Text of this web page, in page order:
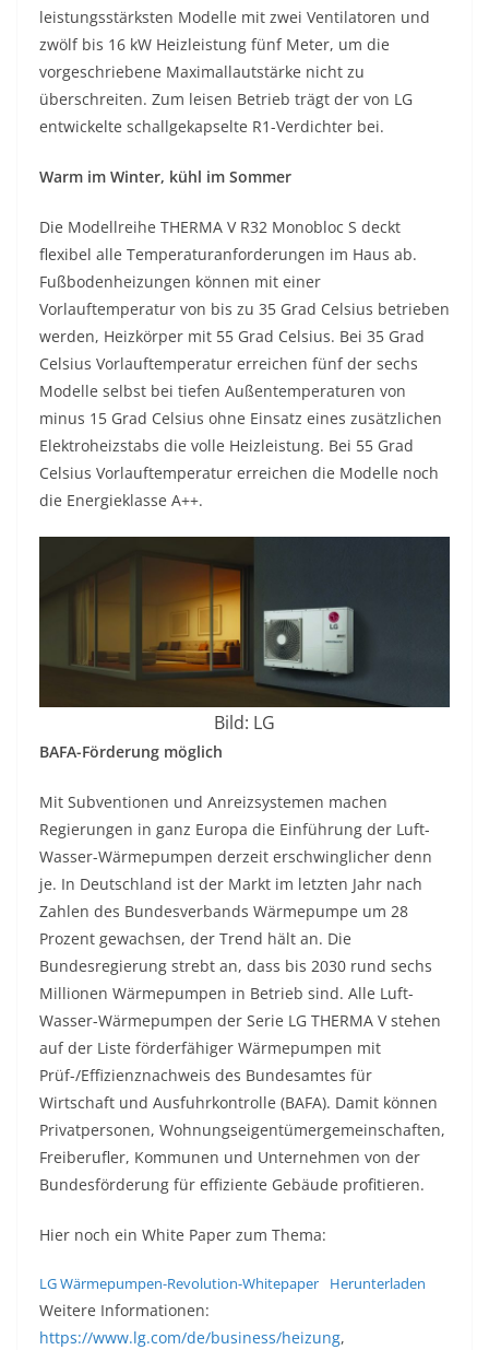
leistungsstärksten Modelle mit zwei Ventilatoren und
zwölf bis 16 kW Heizleistung fünf Meter, um die
vorgeschriebene Maximallautstärke nicht zu
überschreiten. Zum leisen Betrieb trägt der von LG
entwickelte schallgekapselte R1-Verdichter bei.
Warm im Winter, kühl im Sommer
Die Modellreihe THERMA V R32 Monobloc S deckt
flexibel alle Temperaturanforderungen im Haus ab.
Fußbodenheizungen können mit einer
Vorlauftemperatur von bis zu 35 Grad Celsius betrieben
werden, Heizkörper mit 55 Grad Celsius. Bei 35 Grad
Celsius Vorlauftemperatur erreichen fünf der sechs
Modelle selbst bei tiefen Außentemperaturen von
minus 15 Grad Celsius ohne Einsatz eines zusätzlichen
Elektroheizstabs die volle Heizleistung. Bei 55 Grad
Celsius Vorlauftemperatur erreichen die Modelle noch
die Energieklasse A++.
Bild: LG
BAFA-Förderung möglich
Mit Subventionen und Anreizsystemen machen
Regierungen in ganz Europa die Einführung der Luft-
Wasser-Wärmepumpen derzeit erschwinglicher denn
je. In Deutschland ist der Markt im letzten Jahr nach
Zahlen des Bundesverbands Wärmepumpe um 28
Prozent gewachsen, der Trend hält an. Die
Bundesregierung strebt an, dass bis 2030 rund sechs
Millionen Wärmepumpen in Betrieb sind. Alle Luft-
Wasser-Wärmepumpen der Serie LG THERMA V stehen
auf der Liste förderfähiger Wärmepumpen mit
Prüf-/Effizienznachweis des Bundesamtes für
Wirtschaft und Ausfuhrkontrolle (BAFA). Damit können
Privatpersonen, Wohnungseigentümergemeinschaften,
Freiberufler, Kommunen und Unternehmen von der
Bundesförderung für effiziente Gebäude profitieren.
Hier noch ein White Paper zum Thema:
LG Wärmepumpen-Revolution-Whitepaper Herunterladen
Weitere Informationen:
https://www.lg.com/de/business/heizung,